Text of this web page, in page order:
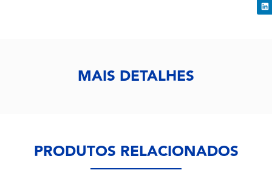
MAIS DETALHES
PRODUTOS RELACIONADOS